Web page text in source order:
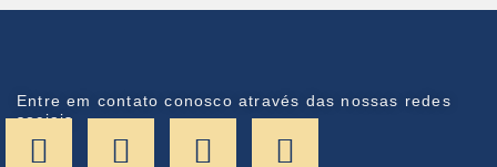
Entre em contato conosco através das nossas redes
sociais